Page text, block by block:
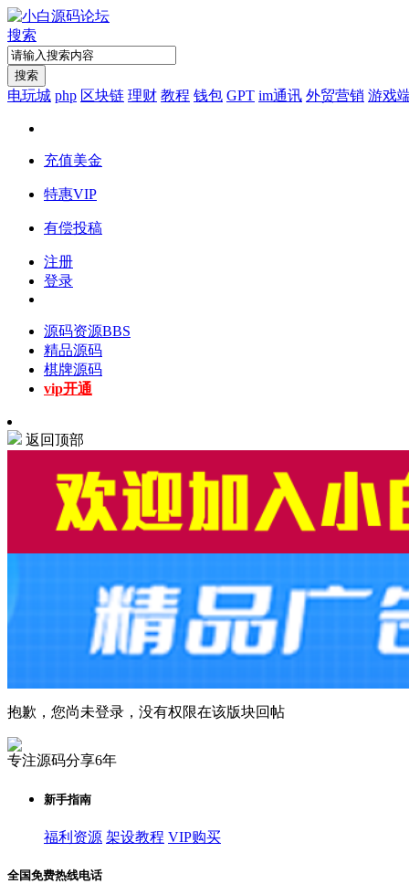
搜索
搜索
电玩城 php 区块链 理财 教程 钱包 GPT im通讯 外贸营销 游戏
充值美金
特惠VIP
有偿投稿
注册
登录
源码资源BBS
精品源码
棋牌源码
vip开通
返回顶部
抱歉，您尚未登录，没有权限在该版块回帖
专注源码分享6年
新手指南
福利资源 架设教程 VIP购买
全国免费热线电话